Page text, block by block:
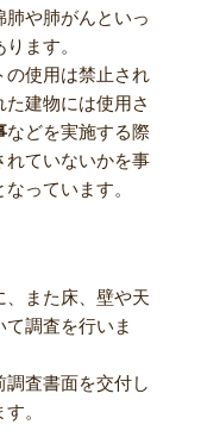
や肺がんといっ
ます。
の使用は禁止され
建物には使用さ
などを実施する際
れていないかを事
っています。
、また床、壁や天
調査を行いま
査書面を交付し
。